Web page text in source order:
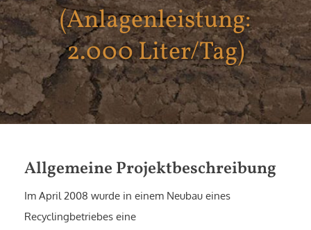
(Anlagenleistung:
2.000 Liter/Tag)
Allgemeine Projektbeschreibung
Im April 2008 wurde in einem Neubau eines
Recyclingbetriebes eine